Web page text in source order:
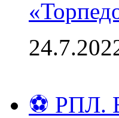
⚽ РПЛ.